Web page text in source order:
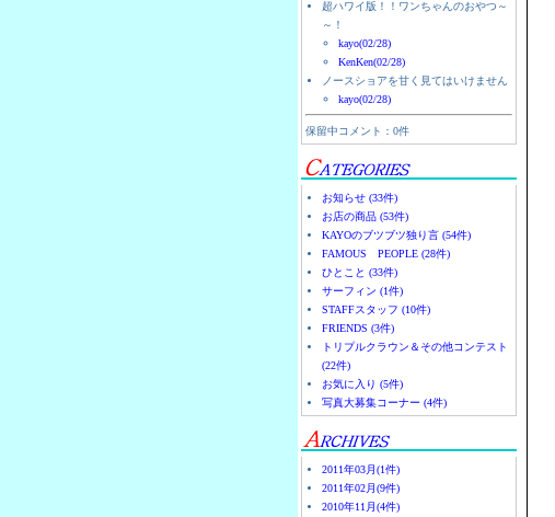
超ハワイ版！！ワンちゃんのおやつ～
～！
kayo(02/28)
KenKen(02/28)
ノースショアを甘く見てはいけません
kayo(02/28)
保留中コメント：0件
お知らせ (33件)
お店の商品 (53件)
KAYOのブツブツ独り言 (54件)
FAMOUS PEOPLE (28件)
ひとこと (33件)
サーフィン (1件)
STAFFスタッフ (10件)
FRIENDS (3件)
トリプルクラウン＆その他コンテスト
(22件)
お気に入り (5件)
写真大募集コーナー (4件)
2011年03月(1件)
2011年02月(9件)
2010年11月(4件)